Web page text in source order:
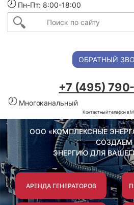
Пн-Пт: 8:00-18:00
+7 (495)
Многоканальный
Контактный телефон в
ОБРАТНЫЙ
ООО «КОМПЛЕКСНЫЕ
СОЗДАЕМ
ЭНЕРГИЮ ДЛЯ
АРЕНДА ГЕНЕРАТОРОВ